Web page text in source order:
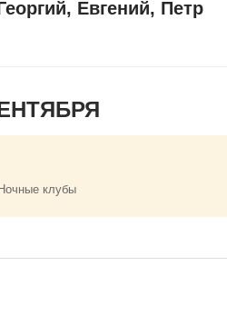
Евгений, Петр
Ночные клубы